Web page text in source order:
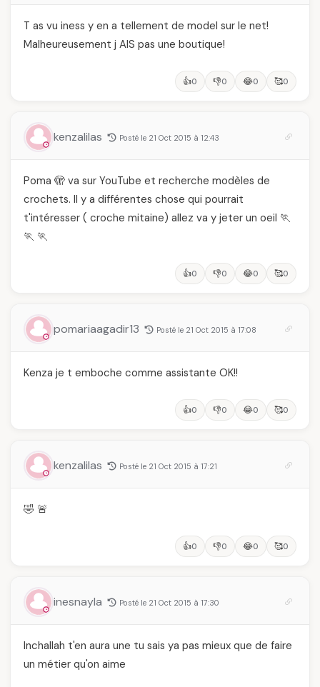
T as vu iness y en a tellement de model sur le net!
Malheureusement j AIS pas une boutique!
👍0 👎0 😂0 🥰0
kenzalilas Posté le 21 Oct 2015 à 12:43
Poma 🫣 va sur YouTube et recherche modèles de
crochets. Il y a différentes chose qui pourrait
t'intéresser ( croche mitaine) allez va y jeter un oeil 🏃
🏃 🏃
👍0 👎0 😂0 🥰0
pomariaagadir13 Posté le 21 Oct 2015 à 17:08
Kenza je t emboche comme assistante OK!!
👍0 👎0 😂0 🥰0
kenzalilas Posté le 21 Oct 2015 à 17:21
🤣 🚨
👍0 👎0 😂0 🥰0
inesnayla Posté le 21 Oct 2015 à 17:30
Inchallah t'en aura une tu sais ya pas mieux que de faire
un métier qu'on aime